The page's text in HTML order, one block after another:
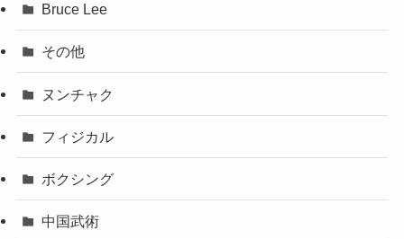
Bruce Lee
その他
ヌンチャク
フィジカル
ボクシング
中国武術